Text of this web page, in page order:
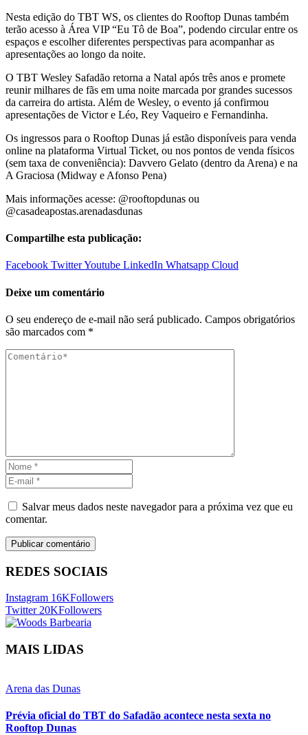
Nesta edição do TBT WS, os clientes do Rooftop Dunas também
terão acesso à Área VIP “Eu Tô de Boa”, podendo circular entre os
espaços e escolher diferentes perspectivas para acompanhar as
apresentações ao longo da noite.
O TBT Wesley Safadão retorna a Natal após três anos e promete
reunir milhares de fãs em uma noite marcada por grandes sucessos
da carreira do artista. Além de Wesley, o evento já confirmou
apresentações de Victor e Léo, Rey Vaqueiro e Fernandinha.
Os ingressos para o Rooftop Dunas já estão disponíveis para venda
online na plataforma Virtual Ticket, ou nos pontos de venda físicos
(sem taxa de conveniência): Davvero Gelato (dentro da Arena) e na
A Graciosa (Midway e Afonso Pena)
Mais informações acesse: @rooftopdunas ou
@casadeapostas.arenadasdunas
Compartilhe esta publicação:
Facebook TwitterYoutube LinkedIn Whatsapp Cloud
Deixe um comentário
O seu endereço de e-mail não será publicado. Campos obrigatórios
são marcados com *
Salvar meus dados neste navegador para a próxima vez que eu
comentar.
REDES SOCIAIS
Instagram 16KFollowers
Twitter 20KFollowers
MAIS LIDAS
Arena das Dunas
Prévia oficial do TBT do Safadão acontece nesta sexta no
Rooftop Dunas